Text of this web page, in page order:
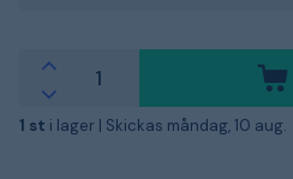
1 st i lager | Skickas måndag, 10 aug.